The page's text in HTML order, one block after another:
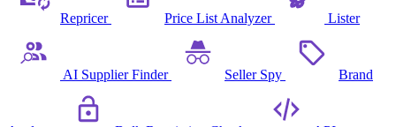
Repricer Price List Analyzer Lister
AI Supplier Finder Seller Spy Brand